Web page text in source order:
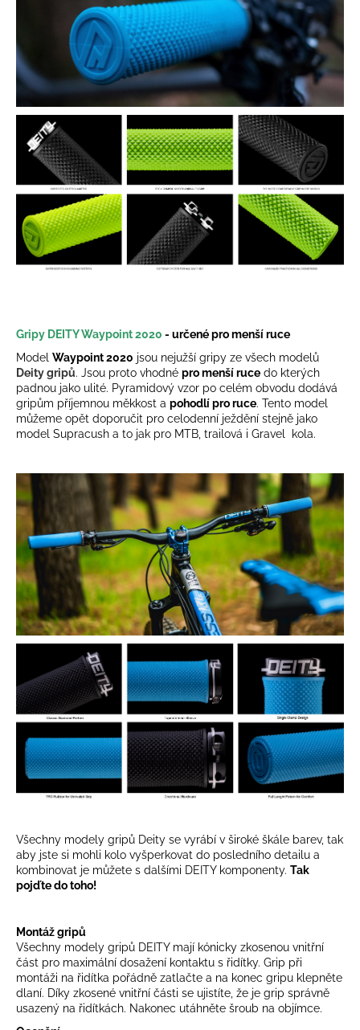
Gripy DEITY Waypoint 2020 - určené pro menší ruce
Model Waypoint 2020 jsou nejužší gripy ze všech modelů
Deity gripů. Jsou proto vhodné pro menší ruce do kterých
padnou jako ulité. Pyramidový vzor po celém obvodu dodává
gripům příjemnou měkkost a pohodlí pro ruce. Tento model
můžeme opět doporučit pro celodenní ježdění stejně jako
model Supracush a to jak pro MTB, trailová i Gravel kola.
Všechny modely gripů Deity se vyrábí v široké škále barev, tak
aby jste si mohli kolo vyšperkovat do posledního detailu a
kombinovat je můžete s dalšími DEITY komponenty. Tak
pojďte do toho!
Montáž gripů
Všechny modely gripů DEITY mají kónicky zkosenou vnitřní
část pro maximální dosažení kontaktu s řidítky. Grip při
montáži na řidítka pořádně zatlačte a na konec gripu klepněte
dlaní. Díky zkosené vnitřní části se ujistíte, že je grip správně
usazený na řidítkách. Nakonec utáhněte šroub na objímce.